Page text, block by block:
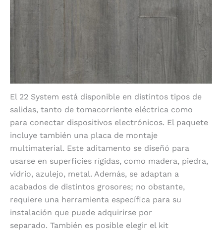
El 22 System está disponible en distintos tipos de
salidas, tanto de tomacorriente eléctrica como
para conectar dispositivos electrónicos. El paquete
incluye también una placa de montaje
multimaterial. Este aditamento se diseñó para
usarse en superficies rígidas, como madera, piedra,
vidrio, azulejo, metal. Además, se adaptan a
acabados de distintos grosores; no obstante,
requiere una herramienta específica para su
instalación que puede adquirirse por
separado. También es posible elegir el kit